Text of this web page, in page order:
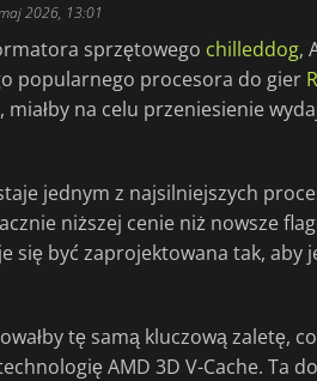
2026, 13:01
sprzętowego chilleddog,
popularnego procesora do gier
na celu przeniesienie
jednym z najsilniejszych
niższej cenie niż nowsze
się być zaprojektowana tak, aby
tę samą kluczową zaletę,
AMD 3D V-Cache. Ta